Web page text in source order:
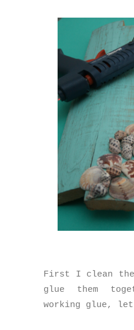
First I clean the
glue them
working glue,